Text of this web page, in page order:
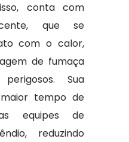
conta com
que se
com o calor,
de fumaça
Sua
tempo de
equipes de
reduzindo